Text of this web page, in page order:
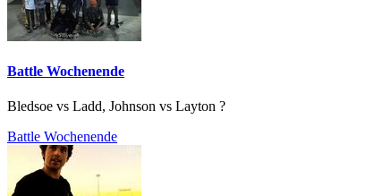
Battle Wochenende
Bledsoe vs Ladd, Johnson vs Layton ?
Battle Wochenende